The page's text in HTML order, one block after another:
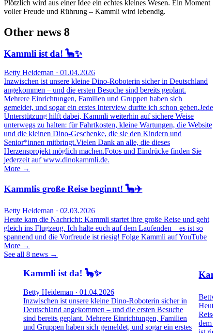
Plötzlich wird aus einer Idee ein echtes kleines Wesen. Ein Moment
voller Freude und Rührung – Kammli wird lebendig.
Other news 8
Kammli ist da! 🦕✨
Betty Heideman · 01.04.2026
Inzwischen ist unsere kleine Dino‑Roboterin sicher in Deutschland
angekommen – und die ersten Besuche sind bereits geplant.
Mehrere Einrichtungen, Familien und Gruppen haben sich
gemeldet, und sogar ein erstes Interview durfte ich schon geben.Jede
Unterstützung hilft dabei, Kammli weiterhin auf sichere Weise
unterwegs zu halten: für Fahrtkosten, kleine Wartungen, die Website
und die kleinen Dino‑Geschenke, die sie den Kindern und
Senior*innen mitbringt.Vielen Dank an alle, die dieses
Herzensprojekt möglich machen.Fotos und Eindrücke finden Sie
jederzeit auf www.dinokammli.de.
More →
Kammlis große Reise beginnt! 🦕✈️
Betty Heideman · 02.03.2026
Heute kam die Nachricht: Kammli startet ihre große Reise und geht
gleich ins Flugzeug. Ich halte euch auf dem Laufenden – es ist so
spannend und die Vorfreude ist riesig! Folge Kammli auf YouTube
More →
See all 8 news →
Kammli ist da! 🦕✨
Betty Heideman · 01.04.2026
Inzwischen ist unsere kleine Dino‑Roboterin sicher in
Deutschland angekommen – und die ersten Besuche
sind bereits geplant. Mehrere Einrichtungen, Familien
und Gruppen haben sich gemeldet, und sogar ein erstes
Betty
dem